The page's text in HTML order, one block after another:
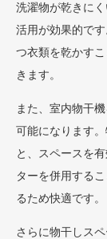
洗濯物が乾きに
活用が効果的で
つ衣類を乾かす
きます。
また、室内物干
可能になります
と、スペースを
ターを併用する
るため快適です。
さらに物干しス